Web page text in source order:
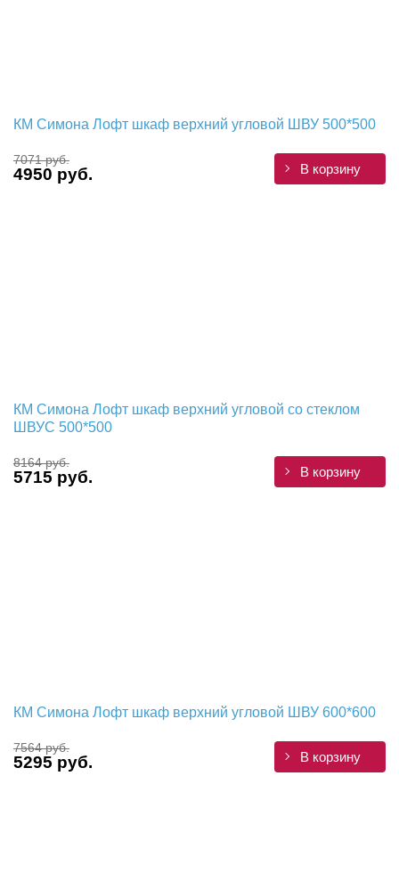
КМ Симона Лофт шкаф верхний угловой ШВУ 500*500
7071 руб.
4950 руб. В корзину
КМ Симона Лофт шкаф верхний угловой со стеклом
ШВУС 500*500
8164 руб.
5715 руб. В корзину
КМ Симона Лофт шкаф верхний угловой ШВУ 600*600
7564 руб.
5295 руб. В корзину